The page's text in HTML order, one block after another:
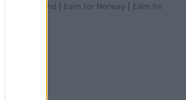
for Finland
Esim for Norway
Esim for